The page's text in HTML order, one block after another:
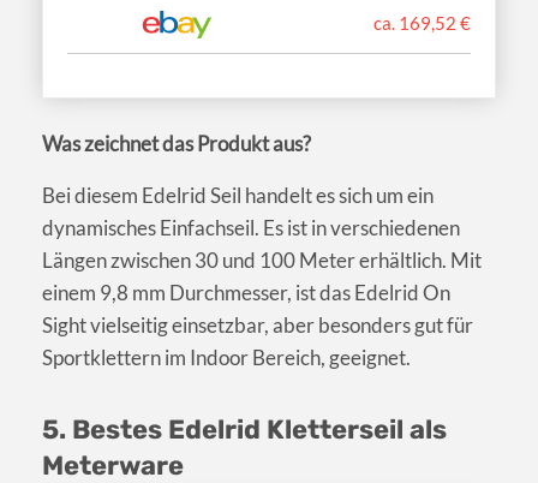
ca. 169,52 €
Was zeichnet das Produkt aus?
Bei diesem Edelrid Seil handelt es sich um ein
dynamisches Einfachseil. Es ist in verschiedenen
Längen zwischen 30 und 100 Meter erhältlich. Mit
einem 9,8 mm Durchmesser, ist das Edelrid On
Sight vielseitig einsetzbar, aber besonders gut für
Sportklettern im Indoor Bereich, geeignet.
5. Bestes Edelrid Kletterseil als
Meterware